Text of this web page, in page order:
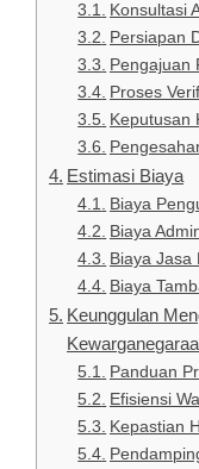
Konsultasi
Persiapan
Pengajuan
Proses
Keputusan
Estimasi Biaya
Biaya
Biaya
Biaya Jasa
Biaya
Keunggulan
Panduan
Efisiensi
Kepastian